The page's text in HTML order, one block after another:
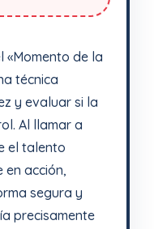
«Momento de la
técnica
y evaluar si la
Al llamar a
el talento
en acción,
segura y
precisamente